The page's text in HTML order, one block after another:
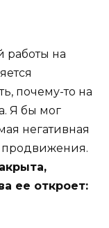
работы на
почему-то на
Я бы мог
негативная
продвижения.
ее откроет: